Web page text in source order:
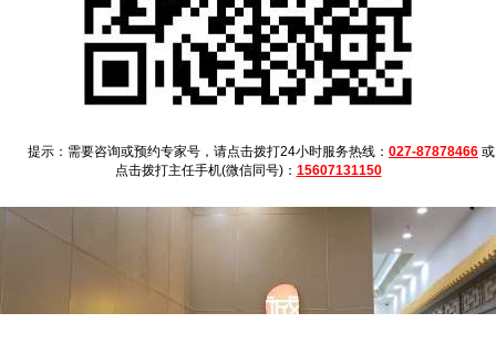
提示：需要咨询或预约专家号，请点击拨打24小时服务热线： 027-87878466 或
点击拨打主任手机(微信同号)： 15607131150